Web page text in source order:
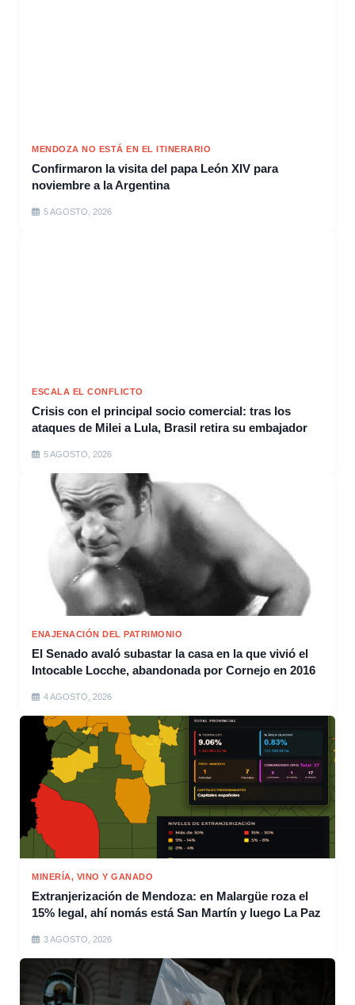
MENDOZA NO ESTÁ EN EL ITINERARIO
Confirmaron la visita del papa León XIV para
noviembre a la Argentina
5 AGOSTO, 2026
ESCALA EL CONFLICTO
Crisis con el principal socio comercial: tras los
ataques de Milei a Lula, Brasil retira su embajador
5 AGOSTO, 2026
ENAJENACIÓN DEL PATRIMONIO
El Senado avaló subastar la casa en la que vivió el
Intocable Locche, abandonada por Cornejo en 2016
4 AGOSTO, 2026
MINERÍA, VINO Y GANADO
Extranjerización de Mendoza: en Malargüe roza el
15% legal, ahí nomás está San Martín y luego La Paz
3 AGOSTO, 2026